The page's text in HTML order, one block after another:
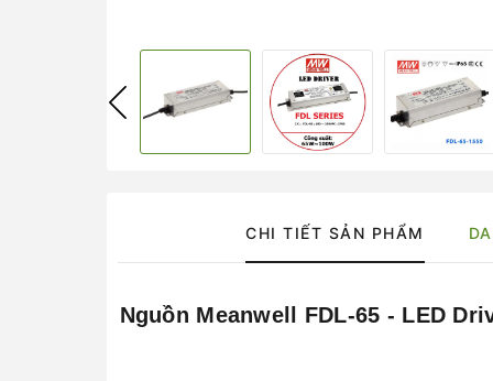
CHI TIẾT SẢN PHẨM
Nguồn Meanwell FDL-65 - LED